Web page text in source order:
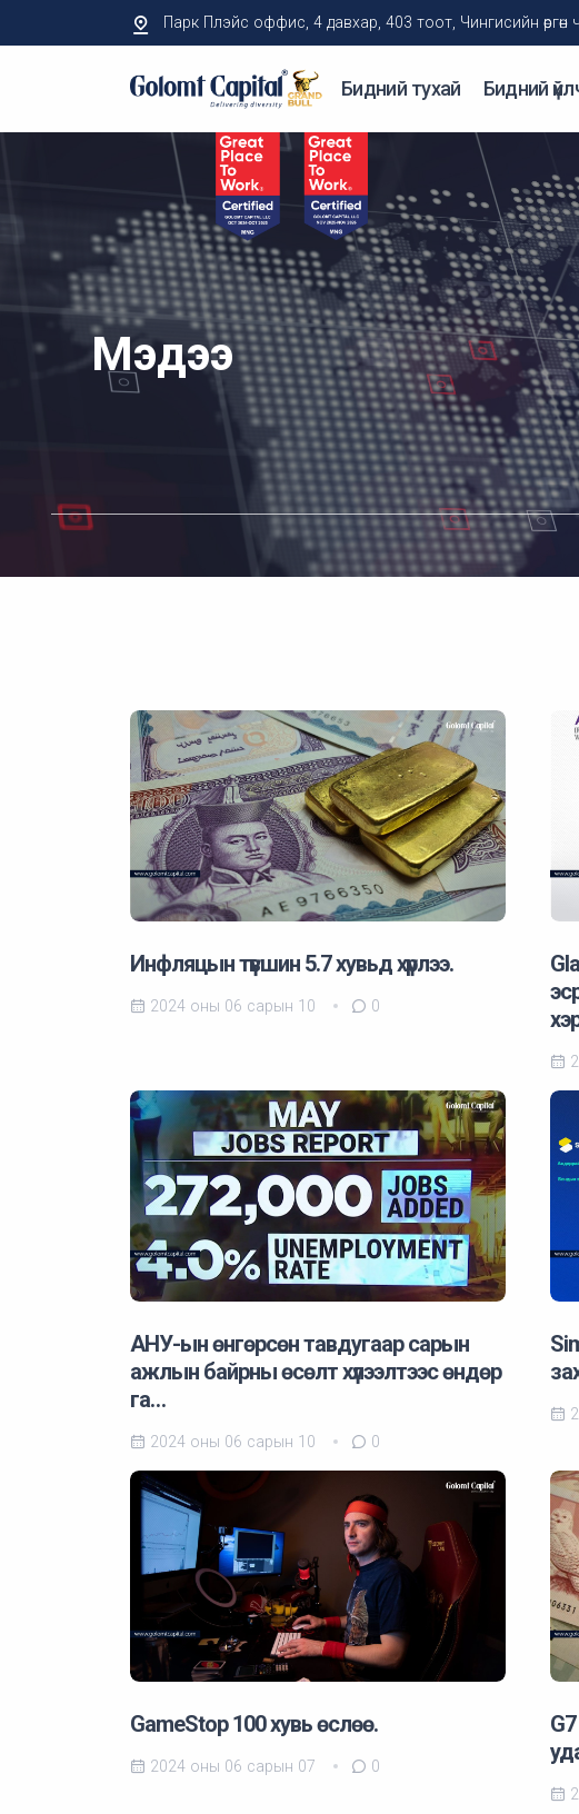
Парк Плэйс оффис, 4 давхар, 403 тоот, Чингисийн өргөн
Бидний тухай Бидний
Мэдээ
Инфляцын түвшин 5.7 хувьд хүрлээ.
2024 оны 06 сарын 10 0
АНУ-ын өнгөрсөн тавдугаар сарын
ажлын байрны өсөлт хүлээлтээс өндөр
га…
2024 оны 06 сарын 10 0
GameStop 100 хувь өслөө.
2024 оны 06 сарын 07 0